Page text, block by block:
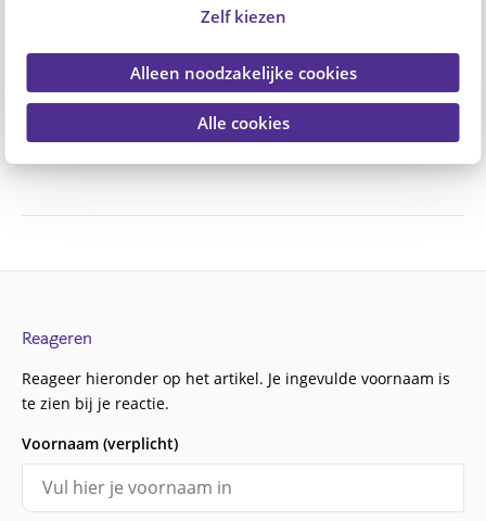
Zelf kiezen
Alleen noodzakelijke cookies
Alle cookies
Uitgelicht door PGGM&CO
Elke dag kreeg ik scheldwoorden naar
mijn hoofd
Reageren
Reageer hieronder op het artikel. Je ingevulde voornaam is
te zien bij je reactie.
Voornaam (verplicht)